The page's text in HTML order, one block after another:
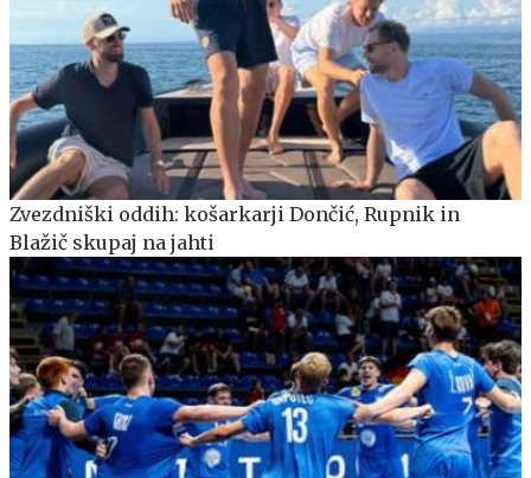
Zvezdniški oddih: košarkarji Dončić, Rupnik in
Blažič skupaj na jahti